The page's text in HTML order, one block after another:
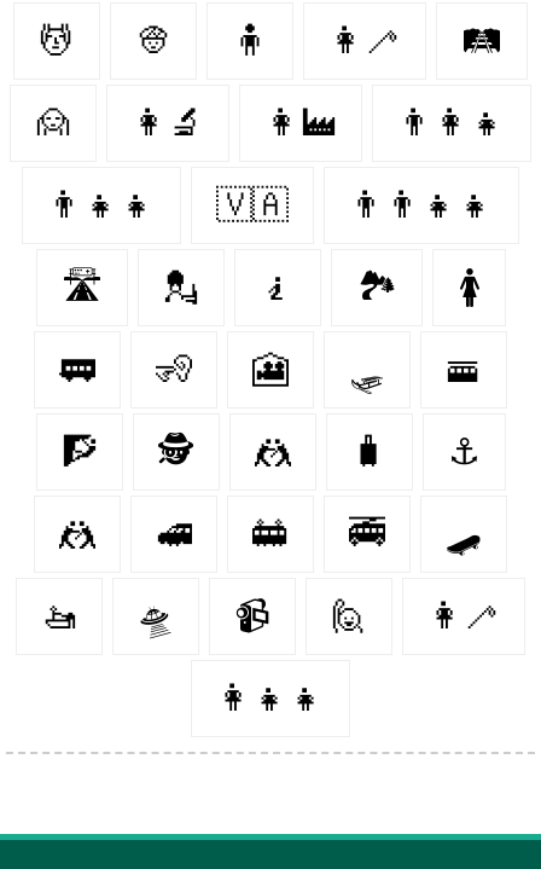
💆‍ 👳‍ 🧍‍ 👩‍🦯 🛤
🙍‍ 👩‍🔬 👩‍🏭 👨‍👩‍👧
👨‍👧‍👧 🇻🇦 👨‍👨‍👧‍👧
🛣 💂‍ 🧎‍ 🏞 🚺
🚃 🧏‍ 🎦 🛷 🚟
🧗‍ 🕵️‍️ 🤼‍ 🧳 ⚓️
🤼 🚅 🚋 🚎 🛹
🚤 🛸 📹 🙋‍ 👩‍🦯️
👩‍👧‍👧